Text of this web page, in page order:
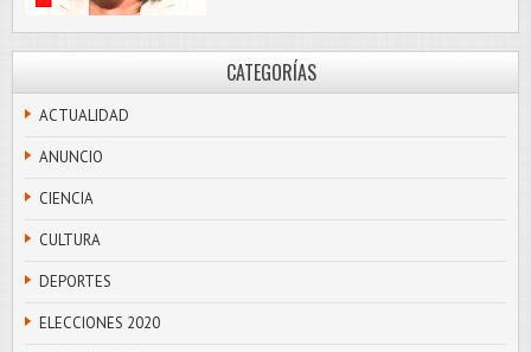
CATEGORÍAS
ACTUALIDAD
ANUNCIO
CIENCIA
CULTURA
DEPORTES
ELECCIONES 2020